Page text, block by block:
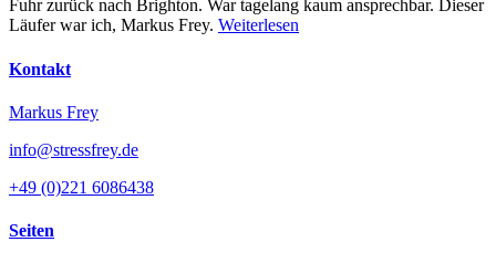
Fuhr zurück nach Brighton. War tagelang kaum ansprechbar. Dieser
Läufer war ich, Markus Frey. Weiterlesen
Kontakt
Markus Frey
info@stressfrey.de
+49 (0)221 6086438
Seiten